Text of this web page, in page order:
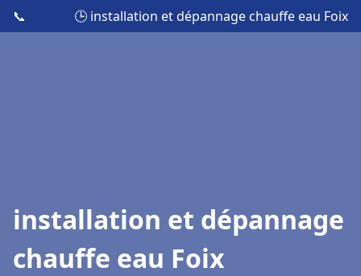
📞 🕒 installation et dépannage chauffe eau Foix
installation et dépannage
chauffe eau Foix